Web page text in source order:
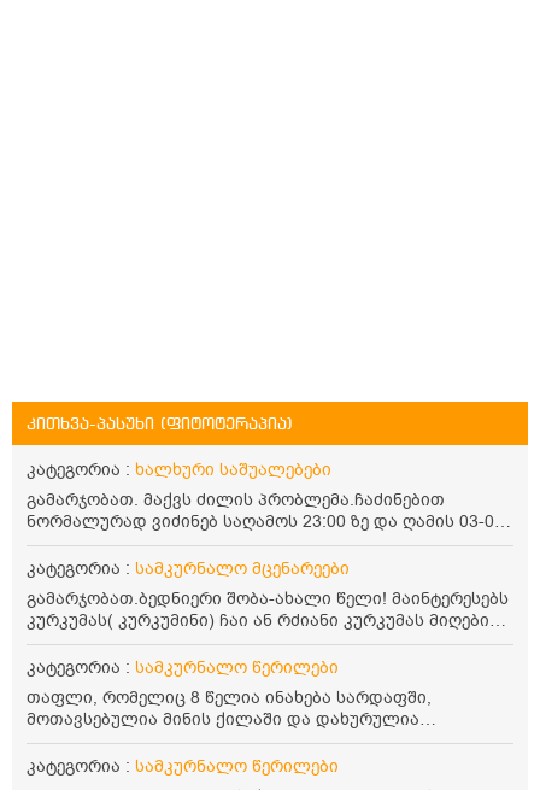
კითხვა-პასუხი (ფიტოტერაპია)
კატეგორია : ხალხური საშუალებები
გამარჯობათ. მაქვს ძილის პრობლემა.ჩაძინებით
ნორმალურად ვიძინებ საღამოს 23:00 ზე და ღამის 03-00
ან 04:00 საათზე მეღვიძება და მერე ვერ ვიძინებ
ვერაფრით.რამე ხალხური საშუალება თუ არის ამ
კატეგორია : სამკურნალო მცენარეები
გამარჯობათ.ბედნიერი შობა-ახალი წელი! მაინტერესებს
კურკუმას( კურკუმინი) ჩაი ან რძიანი კურკუმას მიღების
წესი. მაინტერესებდა და წავიკითხე ასეთი ინფორმაცია:
კურკუმას გააჩნია ანთების საწინააღმდეგო,
დამამშვიდებელი და ანტიოქსიდანტური თვისებები.ის
უნდა მივიღოთო ცხიმთან და შავ პილპილთან ერთად
ეფექტურობის მიზნით. 1) პირველი ვარიანტი არის ჩაი:
როგორ მივიღო კურკუმას ჩაი? უზმოზე,ჭამამდე თუ ჭამის
შემდეგ? თბილი წყალი უნდა დავასხათ თუ მდუღარე?
კატეგორია : სამკურნალო წერილები
თაფლი, რომელიც 8 წელია ინახება სარდაფში,
მოთავსებულია მინის ქილაში და დახურულია
პლასტმასის სახურავით. ექნება თუ არა შენარჩუნებული
სასარგებლო თვისებები და შეიძლება თუ არა მისი
კატეგორია : სამკურნალო წერილები